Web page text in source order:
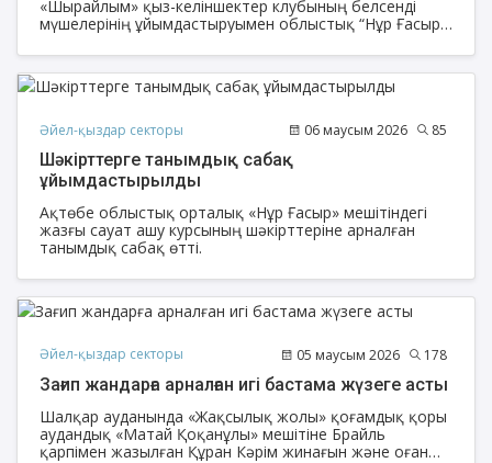
«Шырайлым» қыз-келіншектер клубының белсенді
мүшелерінің ұйымдастыруымен облыстық “Нұр Ғасыр”
курсының шәкірттері кинотеатрға барды.
Әйел-қыздар секторы 06 маусым 2026 85
Шәкірттерге танымдық сабақ
ұйымдастырылды
Ақтөбе облыстық орталық «Нұр Ғасыр» мешітіндегі
жазғы сауат ашу курсының шәкірттеріне арналған
танымдық сабақ өтті.
Әйел-қыздар секторы 05 маусым 2026 178
Зағип жандарға арналған игі бастама жүзеге асты
Шалқар ауданында «Жақсылық жолы» қоғамдық қоры
аудандық «Матай Қоқанұлы» мешітіне Брайль
қарпімен жазылған Құран Кәрім жинағын және оған